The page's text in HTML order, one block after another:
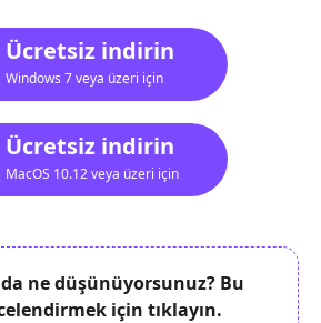
Ücretsiz indirin
Windows 7 veya üzeri için
Ücretsiz indirin
MacOS 10.12 veya üzeri için
ne düşünüyorsunuz? Bu
için tıklayın.